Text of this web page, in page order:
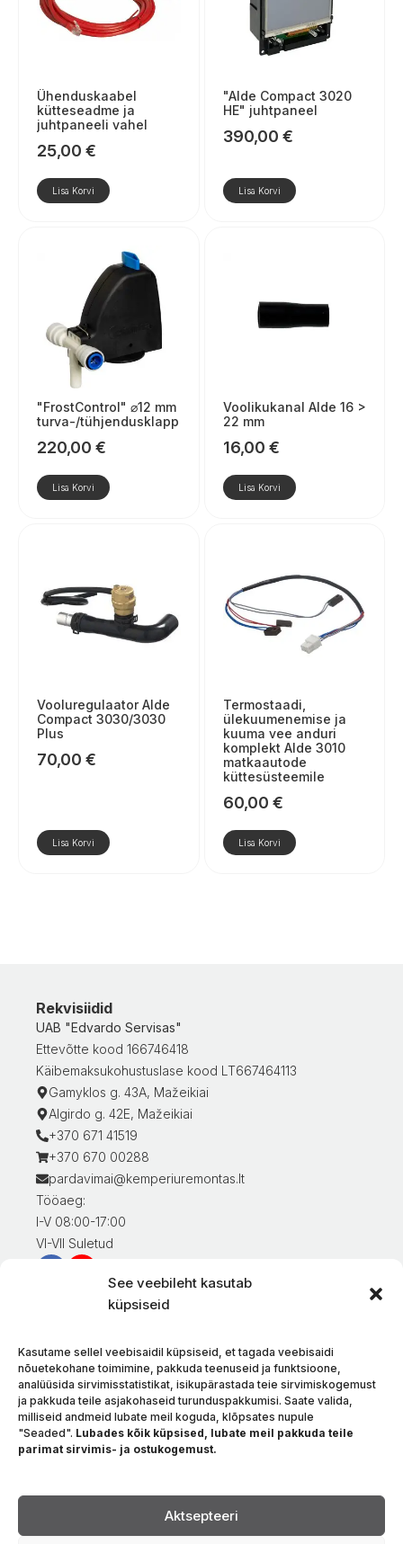
See veebileht kasutab
küpsiseid
Kasutame sellel veebisaidil küpsiseid, et tagada veebisaidi
nõuetekohane toimimine, pakkuda teenuseid ja funktsioone,
analüüsida sirvimisstatistikat, isikupärastada teie sirvimiskogemust
ja pakkuda teile asjakohaseid turunduspakkumisi. Saate valida,
milliseid andmeid lubate meil koguda, klõpsates nupule
"Seaded". Lubades kõik küpsised, lubate meil pakkuda teile
parimat sirvimis- ja ostukogemust.
Aktsepteeri
Ühenduskaabel
kütteseadme ja
juhtpaneeli vahel
25,00 €
Lisa Korvi
"Alde Compact 3020
HE" juhtpaneel
390,00 €
Lisa Korvi
"FrostControl" ⌀12 mm
turva-/tühjendusklapp
220,00 €
Lisa Korvi
Voolikukanal Alde 16 >
22 mm
16,00 €
Lisa Korvi
Vooluregulaator Alde
Compact 3030/3030
Plus
70,00 €
Lisa Korvi
Termostaadi,
ülekuumenemise ja
kuuma vee anduri
komplekt Alde 3010
matkaautode
küttesüsteemile
60,00 €
Lisa Korvi
Rekvisiidid
UAB "Edvardo Servisas"
Ettevõtte kood 166746418
Käibemaksukohustuslase kood LT667464113
Gamyklos g. 43A, Mažeikiai
Algirdo g. 42E, Mažeikiai
+370 671 41519
+370 670 00288
pardavimai@kemperiuremontas.lt
Tööaeg:
I-V 08:00-17:00
VI-VII Suletud
Teave klientidele
Kaupade tarnimine
Kaupade tagastamine
Tingimused ja eeskirjad
Privaatsuspoliitika
Meie kohta
Keel